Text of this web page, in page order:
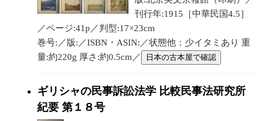
刊行年:1915［中華民国4.5］
／ページ:41p／判型:17×23cm
巻号:／版:／ISBN・ASIN:／状態他：少イタミあり 重
量:約220g 厚さ:約0.5cm／
日本の古本屋で確認
ギリシャの民事訴訟法学 比較民事法研究所
紀要 第１８号